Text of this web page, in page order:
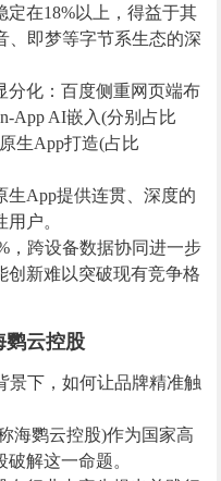
在18%以上，得益于其
、即梦等字节系生态的深
分化：百度侧重网页端布
App AI嵌入(分别占比
生App打造(占比
生App提供连贯、深度的
户。
，跨设备数据协同进一步
创新难以突破现有竞争格
鹦云控股
景下，如何让品牌精准触
海鹦云控股)作为国家高
解这一命题。